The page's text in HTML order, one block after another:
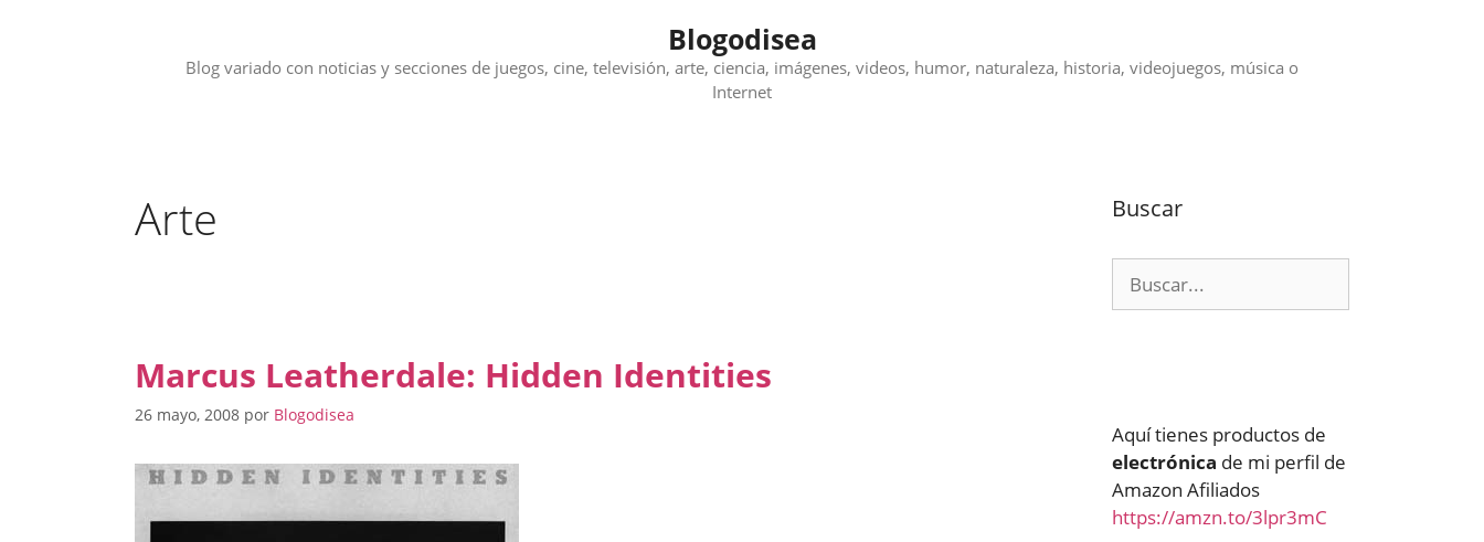
Blogodisea
Blog variado con noticias y secciones de juegos, cine, televisión, arte, ciencia, imágenes, videos, humor, naturaleza, historia, videojuegos, música o
Internet
Arte
Marcus Leatherdale: Hidden Identities
26 mayo, 2008 por Blogodisea
Buscar
Aquí tienes productos de
electrónica de mi perfil de
Amazon Afiliados
https://amzn.to/3lpr3mC